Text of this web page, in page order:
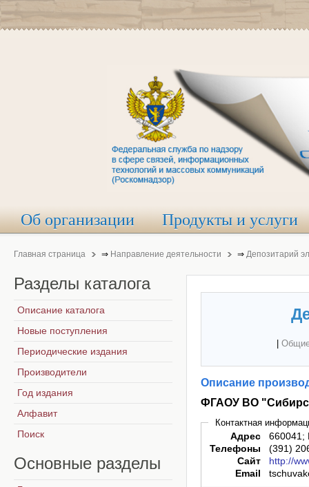
Об организации Продукты и услуги
Главная страница ⇒ Направление деятельности ⇒ Депозитарий
Описание
ФГАОУ ВО
Контактная
Адрес
660041;
Телефоны
(391)
Сайт
http://
Email
Разделы каталога
Описание каталога
Новые поступления
Периодические издания
Производители
Год издания
Алфавит
Поиск
Основные разделы